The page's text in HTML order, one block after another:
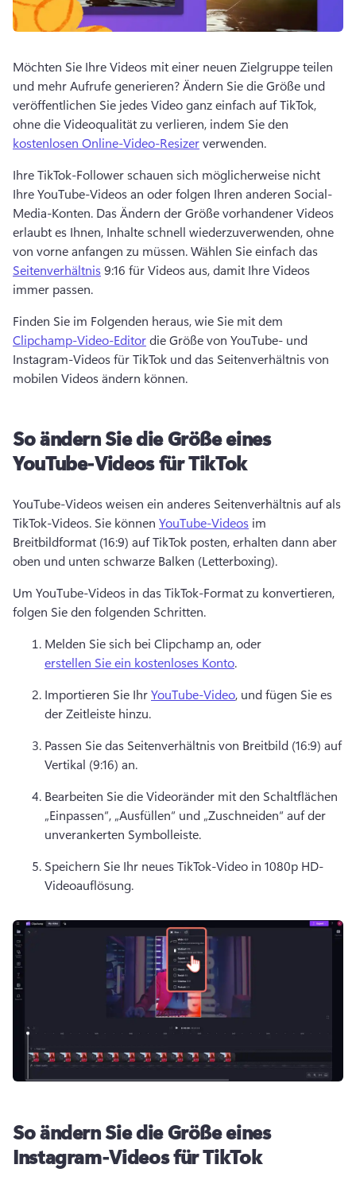
Möchten Sie Ihre Videos mit einer neuen Zielgruppe teilen
und mehr Aufrufe generieren? Ändern Sie die Größe und
veröffentlichen Sie jedes Video ganz einfach auf TikTok,
ohne die Videoqualität zu verlieren, indem Sie den
kostenlosen Online-Video-Resizer verwenden.
Ihre TikTok-Follower schauen sich möglicherweise nicht
Ihre YouTube-Videos an oder folgen Ihren anderen Social-
Media-Konten. Das Ändern der Größe vorhandener Videos
erlaubt es Ihnen, Inhalte schnell wiederzuverwenden, ohne
von vorne anfangen zu müssen. Wählen Sie einfach das
Seitenverhältnis 9:16 für Videos aus, damit Ihre Videos
immer passen.
Finden Sie im Folgenden heraus, wie Sie mit dem
Clipchamp-Video-Editor die Größe von YouTube- und
Instagram-Videos für TikTok und das Seitenverhältnis von
mobilen Videos ändern können.
So ändern Sie die Größe eines
YouTube-Videos für TikTok
YouTube-Videos weisen ein anderes Seitenverhältnis auf als
TikTok-Videos. Sie können YouTube-Videos im
Breitbildformat (16:9) auf TikTok posten, erhalten dann aber
oben und unten schwarze Balken (Letterboxing).
Um YouTube-Videos in das TikTok-Format zu konvertieren,
folgen Sie den folgenden Schritten.
Melden Sie sich bei Clipchamp an, oder
erstellen Sie ein kostenloses Konto.
Importieren Sie Ihr YouTube-Video, und fügen Sie es
der Zeitleiste hinzu.
Passen Sie das Seitenverhältnis von Breitbild (16:9) auf
Vertikal (9:16) an.
Bearbeiten Sie die Videoränder mit den Schaltflächen
unverankerten Symbolleiste.
Speichern Sie Ihr neues TikTok-Video in 1080p HD-
Videoauflösung.
So ändern Sie die Größe eines
Instagram-Videos für TikTok